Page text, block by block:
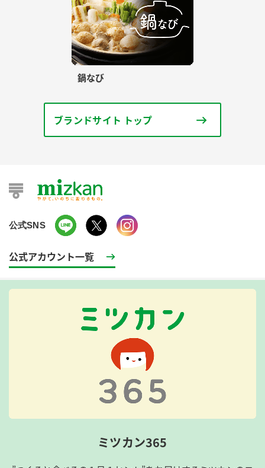
鍋なび
ブランドサイト トップ
公式SNS
公式アカウント一覧
ミツカン365